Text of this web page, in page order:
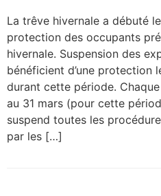
La trêve hivernale a débuté
protection des occupants
hivernale. Suspension des
bénéficient d’une protection
durant cette période.
au 31 mars (pour cette
suspend toutes les
par les […]